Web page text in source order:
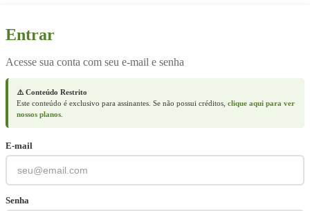
Entrar
Acesse sua conta com seu e-mail e senha
⚠️ Conteúdo Restrito
Este conteúdo é exclusivo para assinantes. Se não possui créditos, clique aqui para ver
nossos planos
E-mail
Senha